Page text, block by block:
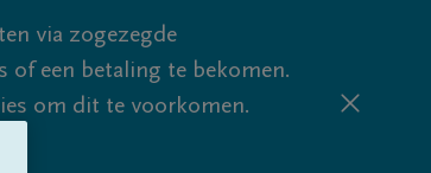
via zogezegde
of een betaling te bekomen.
om dit te voorkomen.